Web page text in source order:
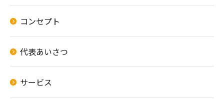
コンセプト
代表あいさつ
サービス